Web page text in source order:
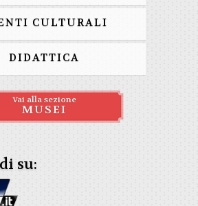
CULTURALI
DIDATTICA
Vai alla sezione
MUSEI
su: